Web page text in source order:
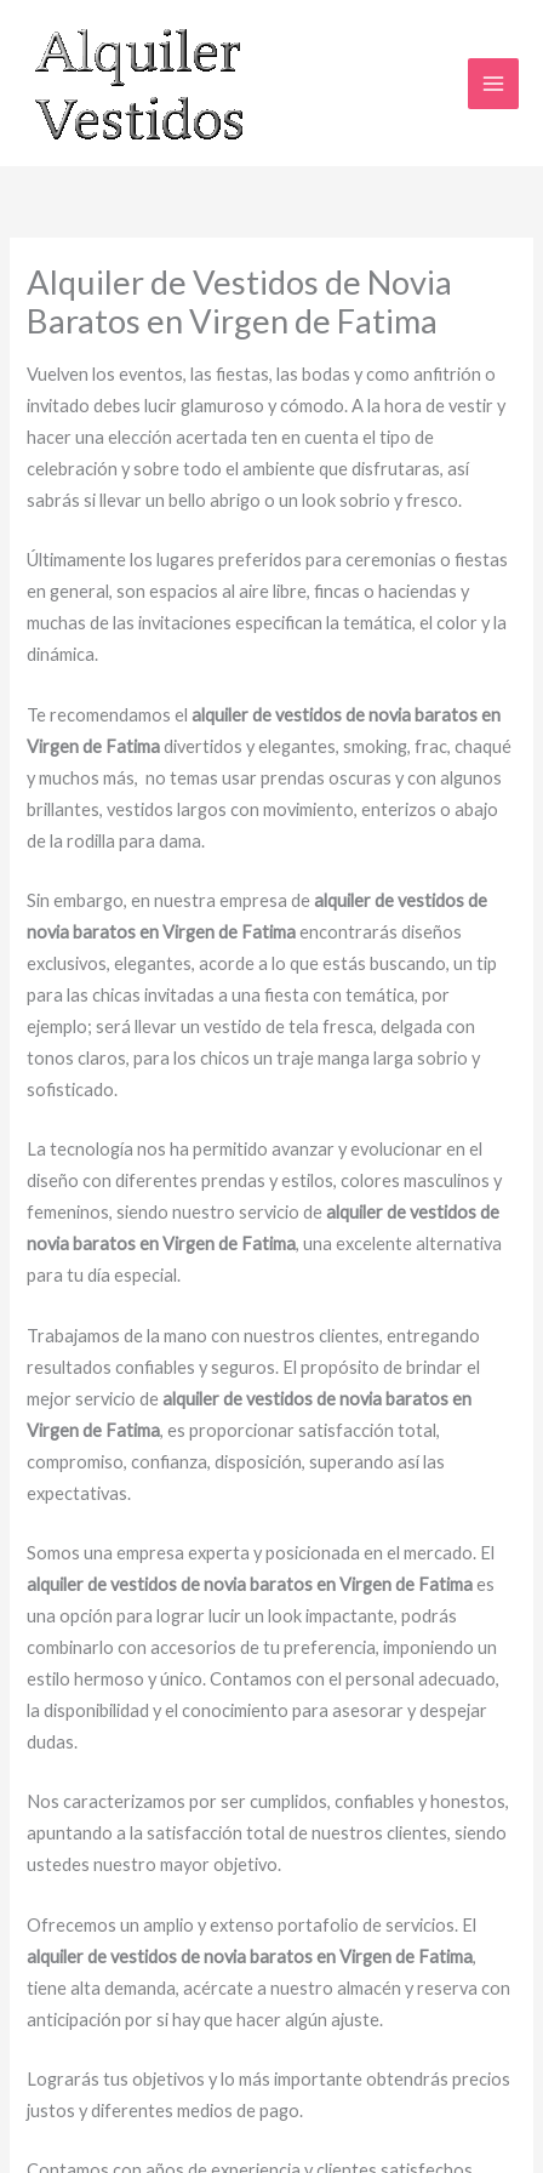
contenido
Alquiler de Vestidos de Novia
Baratos en Virgen de Fatima
Vuelven los eventos, las fiestas, las bodas y como anfitrión o
invitado debes lucir glamuroso y cómodo. A la hora de vestir y
hacer una elección acertada ten en cuenta el tipo de
celebración y sobre todo el ambiente que disfrutaras, así
sabrás si llevar un bello abrigo o un look sobrio y fresco.
Últimamente los lugares preferidos para ceremonias o fiestas
en general, son espacios al aire libre, fincas o haciendas y
muchas de las invitaciones especifican la temática, el color y la
dinámica.
Te recomendamos elalquiler de vestidos de novia baratos en
Virgen de Fatimadivertidos y elegantes, smoking, frac, chaqué
y muchos más, no temas usar prendas oscuras y con algunos
brillantes, vestidos largos con movimiento, enterizos o abajo
de la rodilla para dama.
Sin embargo, en nuestra empresa dealquiler de vestidos de
novia baratos en Virgen de Fatimaencontrarás diseños
exclusivos, elegantes, acorde a lo que estás buscando, un tip
para las chicas invitadas a una fiesta con temática, por
ejemplo; será llevar un vestido de tela fresca, delgada con
tonos claros, para los chicos un traje manga larga sobrio y
sofisticado.
La tecnología nos ha permitido avanzar y evolucionar en el
diseño con diferentes prendas y estilos, colores masculinos y
femeninos, siendo nuestro servicio dealquiler de vestidos de
novia baratos en Virgen de Fatima, una excelente alternativa
para tu día especial.
Trabajamos de la mano con nuestros clientes, entregando
resultados confiables y seguros. El propósito de brindar el
mejor servicio dealquiler de vestidos de novia baratos en
Virgen de Fatima, es proporcionar satisfacción total,
compromiso, confianza, disposición, superando así las
expectativas.
Somos una empresa experta y posicionada en el mercado. El
alquiler de vestidos de novia baratos en Virgen de Fatimaes
una opción para lograr lucir un look impactante, podrás
combinarlo con accesorios de tu preferencia, imponiendo un
estilo hermoso y único. Contamos con el personal adecuado,
la disponibilidad y el conocimiento para asesorar y despejar
dudas.
Nos caracterizamos por ser cumplidos, confiables y honestos,
apuntando a la satisfacción total de nuestros clientes, siendo
ustedes nuestro mayor objetivo.
Ofrecemos un amplio y extenso portafolio de servicios. El
alquiler de vestidos de novia baratos en Virgen de Fatima,
tiene alta demanda, acércate a nuestro almacén y reserva con
anticipación por si hay que hacer algún ajuste.
Lograrás tus objetivos y lo más importante obtendrás precios
justos y diferentes medios de pago.